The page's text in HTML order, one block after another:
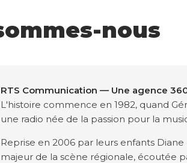
nous
RTS Communication — Une agence
L'histoire commence en 1982, quand
une radio née de la passion pour la
Reprise en 2006 par leurs enfants
majeur de la scène régionale, écoutée